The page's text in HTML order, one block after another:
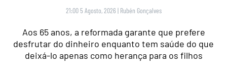
21:00 5 Agosto, 2026 | Rubén Gonçalves
Aos 65 anos, a reformada garante que prefere
desfrutar do dinheiro enquanto tem saúde do que
deixá-lo apenas como herança para os filhos